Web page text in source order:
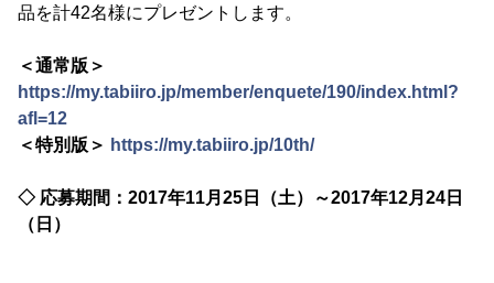
品を計42名様にプレゼントします。
＜通常版＞
https://my.tabiiro.jp/member/enquete/190/index.html?
afl=12
＜特別版＞ https://my.tabiiro.jp/10th/
◇ 応募期間：2017年11月25日（土）～2017年12月24日
（日）